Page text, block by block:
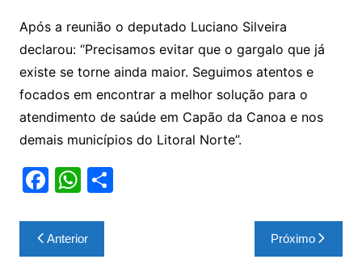
Após a reunião o deputado Luciano Silveira
declarou: “Precisamos evitar que o gargalo que já
existe se torne ainda maior. Seguimos atentos e
focados em encontrar a melhor solução para o
atendimento de saúde em Capão da Canoa e nos
demais municípios do Litoral Norte”.
F
c
e
W
at
s
S
Navegação
de
Anterior Próximo